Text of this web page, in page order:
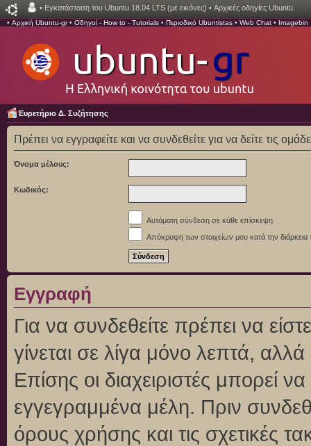
• Εγκατάσταση του Ubuntu 18.04 LTS (με εικόνες) • Αρχικές οδηγίες Ubuntu.
• Αρχική Ubuntu-gr• Οδηγοί - How to - Tutorials • Περιοδικό Ubuntistas • Web Chat • Imagebin
Ευρετήριο Δ. Συζήτησης
Πρέπει να εγγραφείτε και να συνδεθείτε για να δείτε τις
Όνομα μέλους:
Κωδικός:
Αυτόματη σύνδεση σε κάθε επίσκεψη
Απόκρυψη των στοιχείων μου κατά την διάρκεια
Εγγραφή
Για να συνδεθείτε πρέπει να
γίνεται σε λίγα μόνο λεπτά,
Επίσης οι διαχειριστές μπορεί
εγγεγραμμένα μέλη. Πριν
όρους χρήσης και τις σχετικές